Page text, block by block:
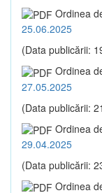
Ordinea
25.06.2025
(Data publicării:
Ordinea
27.05.2025
(Data publicării:
Ordinea
29.04.2025
(Data publicării:
Ordinea